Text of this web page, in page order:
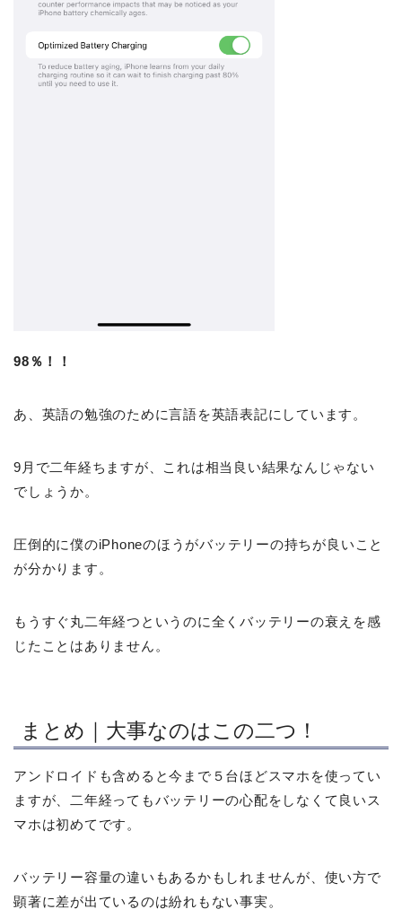
98％！！
あ、英語の勉強のために言語を英語表記にしています。
9月で二年経ちますが、これは相当良い結果なんじゃない
でしょうか。
圧倒的に僕のiPhoneのほうがバッテリーの持ちが良いこと
が分かります。
もうすぐ丸二年経つというのに全くバッテリーの衰えを感
じたことはありません。
まとめ｜大事なのはこの二つ！
アンドロイドも含めると今まで５台ほどスマホを使ってい
ますが、二年経ってもバッテリーの心配をしなくて良いス
マホは初めてです。
バッテリー容量の違いもあるかもしれませんが、使い方で
顕著に差が出ているのは紛れもない事実。